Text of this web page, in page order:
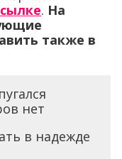
. На
также в
нет
в надежде